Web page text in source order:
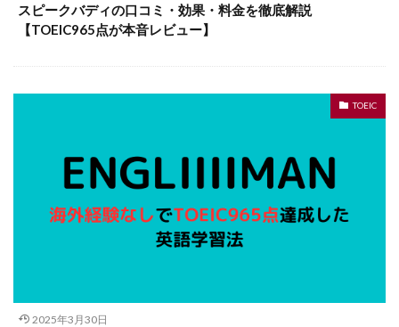
スピークバディの口コミ・効果・料金を徹底解説
【TOEIC965点が本音レビュー】
TOEIC
2025年3月30日